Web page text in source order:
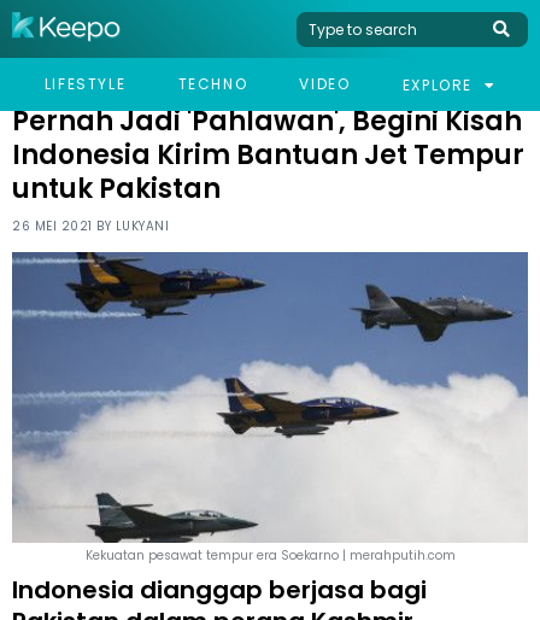
LIFESTYLE TECHNO VIDEO EXPLORE
HOME NEWS
PERNAH JADI 'PAHLAWAN', BEGINI KISAH INDONESIA KIRIM
Pernah Jadi 'Pahlawan', Begini Kisah
Indonesia Kirim Bantuan Jet Tempur
untuk Pakistan
26 MEI 2021 BY LUKYANI
Kekuatan pesawat tempur era Soekarno | merahputih.com
Indonesia dianggap berjasa bagi